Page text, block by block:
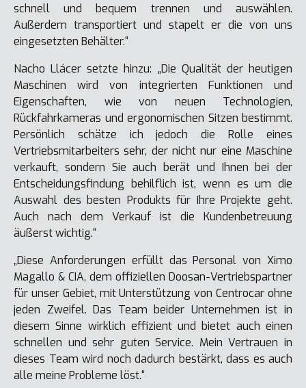
schnell und bequem trennen und auswählen.
Außerdem transportiert und stapelt er die von uns
eingesetzten Behälter.“
Nacho Llácer setzte hinzu: „Die Qualität der heutigen
Maschinen wird von integrierten Funktionen und
Eigenschaften, wie von neuen Technologien,
Rückfahrkameras und ergonomischen Sitzen bestimmt.
Persönlich schätze ich jedoch die Rolle eines
Vertriebsmitarbeiters sehr, der nicht nur eine Maschine
verkauft, sondern Sie auch berät und Ihnen bei der
Entscheidungsfindung behilflich ist, wenn es um die
Auswahl des besten Produkts für Ihre Projekte geht.
Auch nach dem Verkauf ist die Kundenbetreuung
äußerst wichtig.“
„Diese Anforderungen erfüllt das Personal von Ximo
Magallo & CIA, dem offiziellen Doosan-Vertriebspartner
für unser Gebiet, mit Unterstützung von Centrocar ohne
jeden Zweifel. Das Team beider Unternehmen ist in
diesem Sinne wirklich effizient und bietet auch einen
schnellen und sehr guten Service. Mein Vertrauen in
dieses Team wird noch dadurch bestärkt, dass es auch
alle meine Probleme löst.“